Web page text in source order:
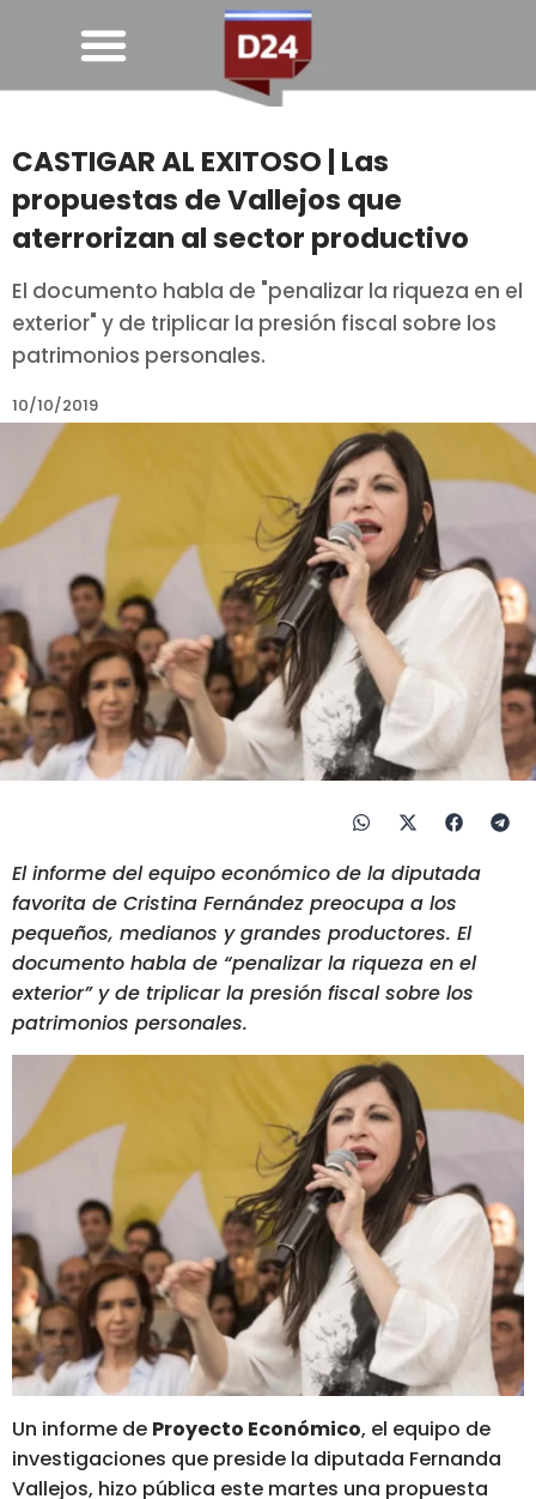
CASTIGAR AL EXITOSO | Las
propuestas de Vallejos que
aterrorizan al sector productivo
El documento habla de "penalizar la riqueza en el
exterior" y de triplicar la presión fiscal sobre los
patrimonios personales.
10/10/2019
El informe del equipo económico de la diputada
favorita de Cristina Fernández preocupa a los
pequeños, medianos y grandes productores. El
documento habla de “penalizar la riqueza en el
exterior” y de triplicar la presión fiscal sobre los
patrimonios personales.
Un informe de Proyecto Económico, el equipo de
investigaciones que preside la diputada Fernanda
Vallejos, hizo pública este martes una propuesta